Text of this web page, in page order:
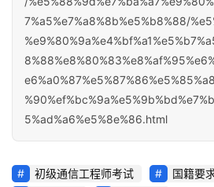
7%a5%e7%a8%8b%e5%b8%88/
5%ad%a6%e5%8e%86.html
初级通信工程师考试 国籍要